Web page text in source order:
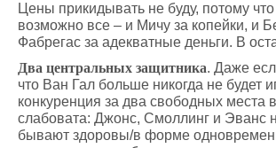
Цены прикидывать не буду, потому
возможно все – и Мичу за копейки, и
Фабрегас за адекватные деньги. В
Два центральных защитника. Даже
что Ван Гал больше никогда не будет
конкуренция за два свободных места
слабовата: Джонс, Смоллинг и Эванс
бывают здоровы/в форме